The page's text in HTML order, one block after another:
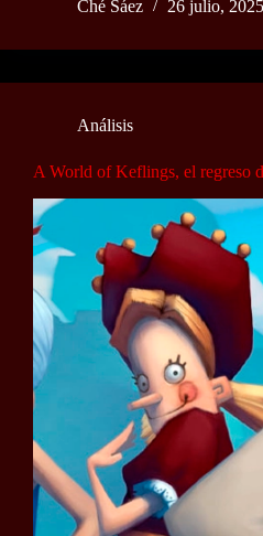
Ché Sáez 26 julio, 2025
Análisis
A World of Keflings, el regreso